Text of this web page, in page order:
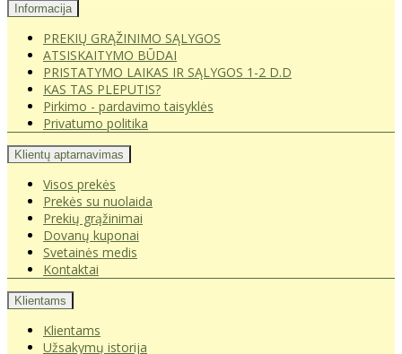
Informacija
PREKIŲ GRĄŽINIMO SĄLYGOS
ATSISKAITYMO BŪDAI
PRISTATYMO LAIKAS IR SĄLYGOS 1-2 D.D
KAS TAS PLEPUTIS?
Pirkimo - pardavimo taisyklės
Privatumo politika
Klientų aptarnavimas
Visos prekės
Prekės su nuolaida
Prekių grąžinimai
Dovanų kuponai
Svetainės medis
Kontaktai
Klientams
Klientams
Užsakymų istorija